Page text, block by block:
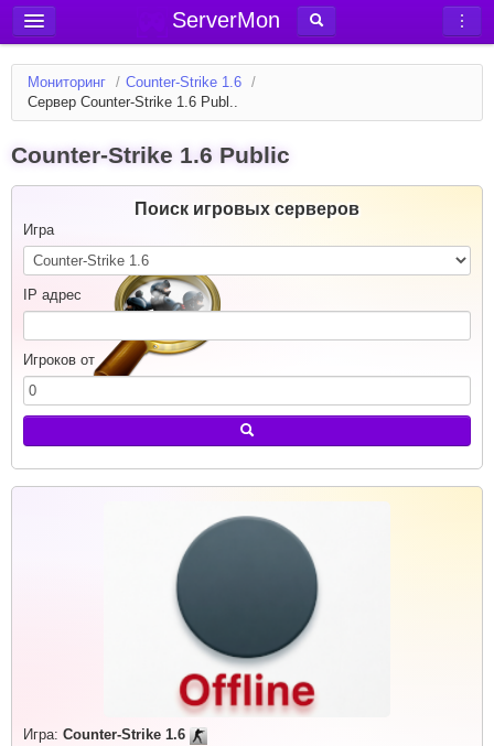
ServerMon
Добавить сервер
Мониторинг серверов
Форум
Вход в аккаунт
Мониторинг / Counter-Strike 1.6 /
Сервер Counter-Strike 1.6 Publ..
Counter-Strike 1.6 Public
Поиск игровых серверов
Игра
IP адрес
Игроков от
Игра: Counter-Strike 1.6